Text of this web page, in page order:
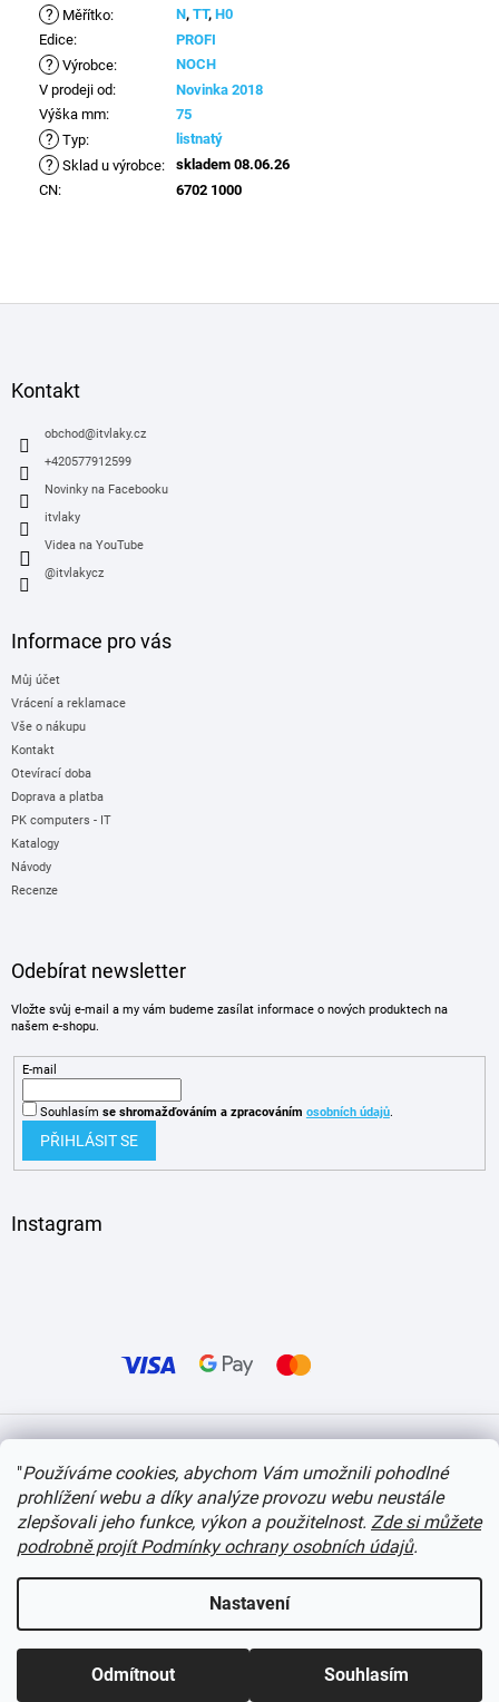
"Používáme cookies, abychom Vám umožnili pohodlné
prohlížení webu a díky analýze provozu webu neustále
zlepšovali jeho funkce, výkon a použitelnost. Zde si můžete
podrobně projít Podmínky ochrany osobních údajů.
Nastavení
Odmítnout Souhlasím
? Měřítko: N, TT, H0
Edice: PROFI
? Výrobce:
NOCH
V prodeji od:
Novinka 2018
Výška mm: 75
? Typ: listnatý
? Sklad u výrobce:
skladem 08.06.26
CN: 6702 1000
Kontakt
obchod@itvlaky.cz
+420577912599
Novinky na Facebooku
itvlaky
Videa na YouTube
@itvlakycz
Informace pro vás
Můj účet
Vrácení a reklamace
Vše o nákupu
Kontakt
Otevírací doba
Doprava a platba
PK computers - IT
Katalogy
Návody
Recenze
Odebírat newsletter
Vložte svůj e-mail a my vám budeme zasílat informace o nových produktech na
našem e-shopu.
E-mail
Souhlasím se shromažďováním a zpracováním osobních údajů.
PŘIHLÁSIT SE
Instagram
Copyright 2026itvlaky.cz . Všechna práva vyhrazena. Upravit nastavení cookies